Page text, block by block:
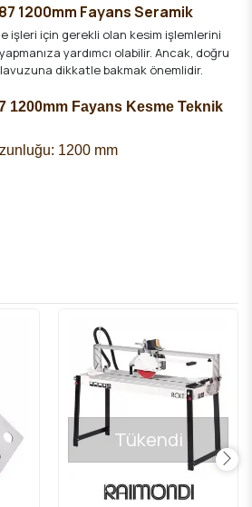
1200mm Fayans Seramik
işleri için gerekli olan kesim işlemlerini
yardımcı olabilir. Ancak, doğru
dikkatle bakmak önemlidir.
1200mm Fayans Kesme Teknik
1200 mm
Tükendi